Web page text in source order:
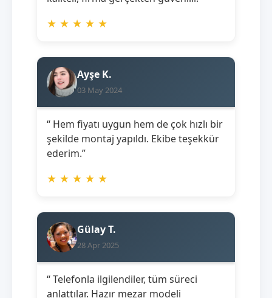
★ ★ ★ ★ ★
Ayşe K.
03 May 2024
“ Hem fiyatı uygun hem de çok hızlı bir
şekilde montaj yapıldı. Ekibe teşekkür
ederim.”
★ ★ ★ ★ ★
Gülay T.
28 Apr 2025
“ Telefonla ilgilendiler, tüm süreci
anlattılar. Hazır mezar modeli